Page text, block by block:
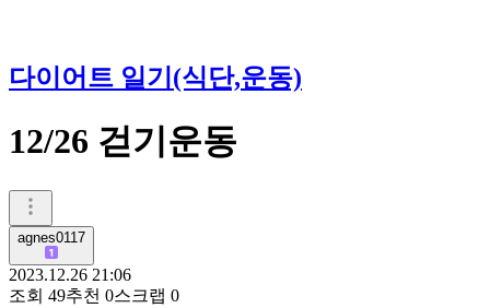
다이어트 일기(식단,운동)
12/26 걷기운동
agnes0117
2023.12.26 21:06
조회 49추천 0스크랩 0